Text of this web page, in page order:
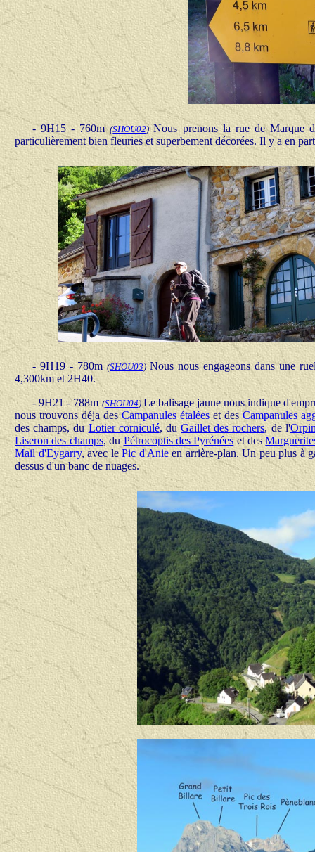
- 9H15 - 760m(SHOU02)Nous prenons la rue de Marque
particulièrement bien fleuries et superbement décorées. Il y a en
- 9H19 - 780m (SHOU03)Nous nous engageons dans une
4,300km et 2H40.
- 9H21 - 788m (SHOU04)Le balisage jaune nous indique
nous trouvons déja desCampanules étaléeset desCampanules
des champs, du Lotier corniculé, duGaillet des rochers, de l'
Liseron des champs, du Pétrocoptis des Pyrénées et des
Mail d'Eygarry, avec lePic d'Anieen arrière-plan. Un peu plus à
dessus d'un banc de nuages.